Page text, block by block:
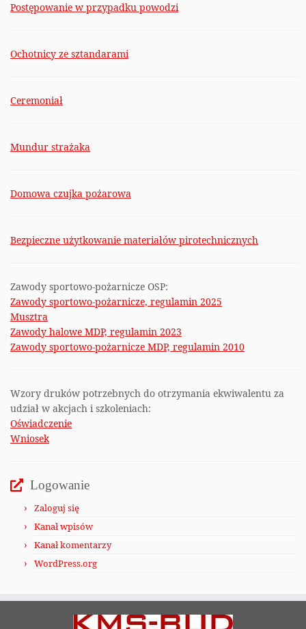
Postępowanie w przypadku powodzi
Ochotnicy ze sztandarami
Ceremoniał
Mundur strażaka
Domowa czujka pożarowa
Bezpieczne użytkowanie materiałów pirotechnicznych
Zawody sportowo-pożarnicze OSP:
Zawody sportowo-pożarnicze, regulamin 2025
Musztra
Zawody halowe MDP, regulamin 2023
Zawody sportowo-pożarnicze MDP, regulamin 2010
Wzory druków potrzebnych do otrzymania ekwiwalentu za
udział w akcjach i szkoleniach:
Oświadczenie
Wniosek
Logowanie
Zaloguj się
Kanał wpisów
Kanał komentarzy
WordPress.org